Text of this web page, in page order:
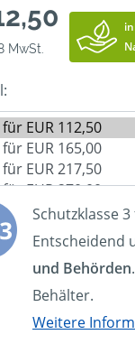
MwSt.
Schutzklasse
Entscheidend
und Behörden
Behälter.
Weitere